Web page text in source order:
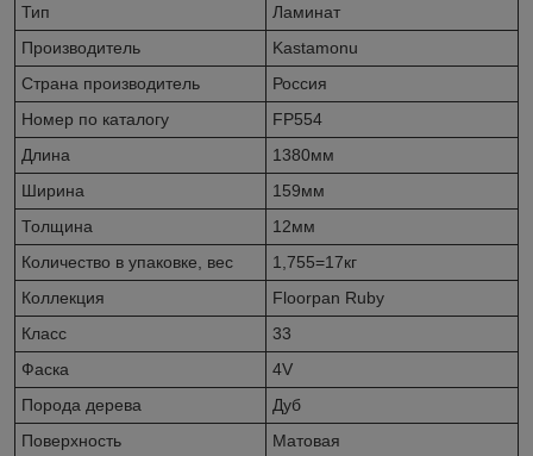
Тип
Ламинат
Производитель
Kastamonu
Страна производитель
Россия
Номер по каталогу
FP554
Длина
1380мм
Ширина
159мм
Толщина
12мм
Количество в упаковке, вес
1,755=17кг
Коллекция
Floorpan Ruby
Класс
33
Фаска
4V
Порода дерева
Дуб
Поверхность
Матовая